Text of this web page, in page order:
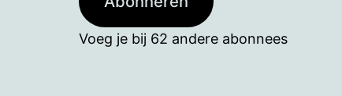
Voeg je bij 62 andere abonnees